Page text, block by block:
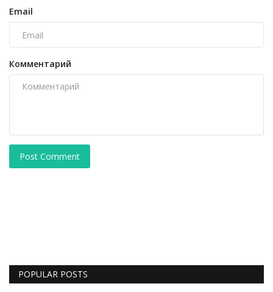
Email
Комментарий
Post Comment
POPULAR POSTS